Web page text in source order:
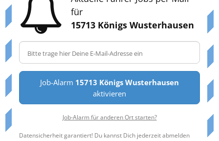
für
15713 Königs Wusterhausen
Job-Alarm 15713 Königs Wusterhausen
aktivieren
Job-Alarm für anderen Ort starten?
Datensicherheit garantiert! Du kannst Dich jederzeit abmelden